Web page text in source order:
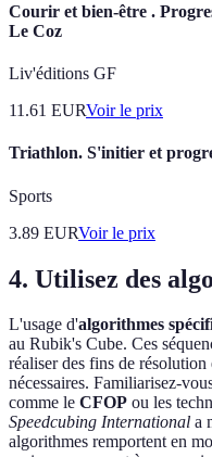
Courir et bien-être .
Le Coz
Liv'éditions GF
11.61 EURVoir le prix
Triathlon. S'initier et
Sports
3.89 EURVoir le prix
4. Utilisez des
L'usage d'algorithmes
au Rubik's Cube. Ces
réaliser des fins de
nécessaires. Familiarisez-
comme le CFOP ou les
Speedcubing International a
algorithmes remportent en